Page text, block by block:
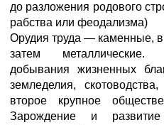
до разложения родового
рабства или феодализма)
Орудия труда — каменные,
затем металлические.
добывания жизненных
земледелия,
второе крупное
Зарождение и